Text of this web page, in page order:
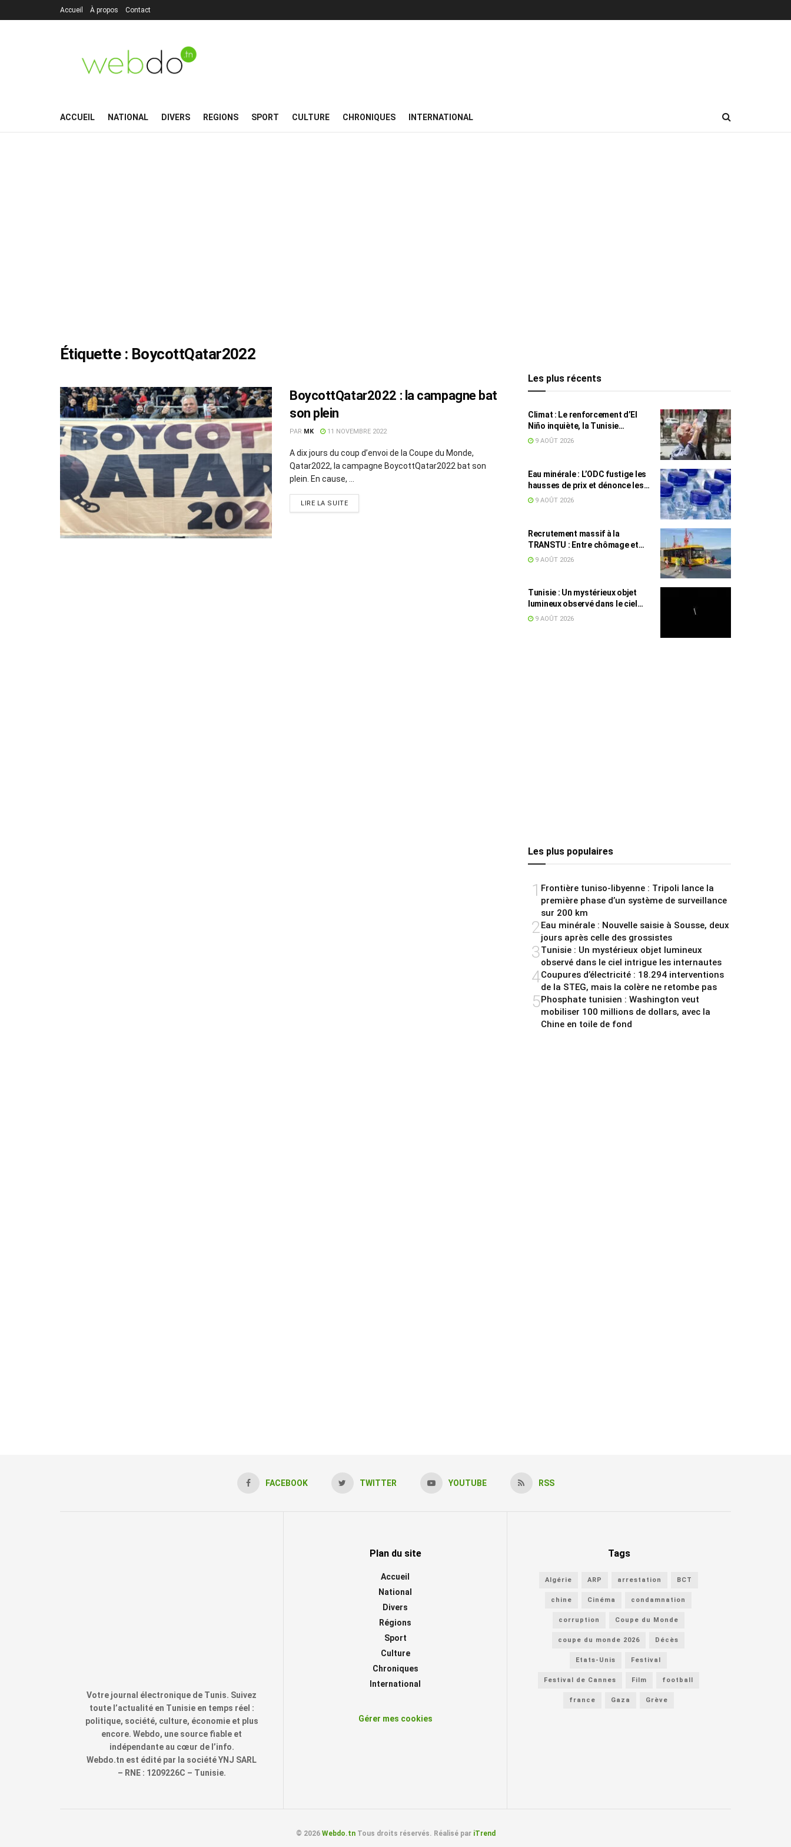
Accueil À propos Contact
ACCUEIL NATIONAL DIVERS REGIONS SPORT CULTURE CHRONIQUES INTERNATIONAL
Étiquette : BoycottQatar2022
BoycottQatar2022 : la campagne bat
son plein
PAR MK 11 NOVEMBRE 2022
A dix jours du coup d’envoi de la Coupe du Monde,
Qatar2022, la campagne BoycottQatar2022 bat son
plein. En cause, ...
LIRE LA SUITE
Les plus récents
Climat : Le renforcement d’El
Niño inquiète, la Tunisie
concernée
9 AOÛT 2026
Eau minérale : L’ODC fustige les
hausses de prix et dénonce les
profiteurs de la pénurie
9 AOÛT 2026
Recrutement massif à la
TRANSTU : Entre chômage et
masse salariale, le difficile
9 AOÛT 2026
Tunisie : Un mystérieux objet
lumineux observé dans le ciel
intrigue les internautes
9 AOÛT 2026
Les plus populaires
1 Frontière tuniso-libyenne : Tripoli lance la
première phase d’un système de surveillance
sur 200 km
2Eau minérale : Nouvelle saisie à Sousse, deux
jours après celle des grossistes
3Tunisie : Un mystérieux objet lumineux
observé dans le ciel intrigue les internautes
4Coupures d’électricité : 18.294 interventions
de la STEG, mais la colère ne retombe pas
5Phosphate tunisien : Washington veut
mobiliser 100 millions de dollars, avec la
Chine en toile de fond
FACEBOOK TWITTER YOUTUBE RSS
Votre journal électronique de Tunis. Suivez
toute l’actualité en Tunisie en temps réel :
politique, société, culture, économie et plus
encore. Webdo, une source fiable et
indépendante au cœur de l’info.
Webdo.tn est édité par la société YNJ SARL
– RNE : 1209226C – Tunisie.
Plan du site
Accueil
National
Divers
Régions
Sport
Culture
Chroniques
International
Gérer mes cookies
Tags
Algérie ARP arrestation BCT
chine Cinéma condamnation
corruption Coupe du Monde
coupe du monde 2026 Décès
Etats-Unis Festival
Festival de Cannes Film football
france Gaza Grève
© 2026 Webdo.tnTous droits réservés. Réalisé par iTrend